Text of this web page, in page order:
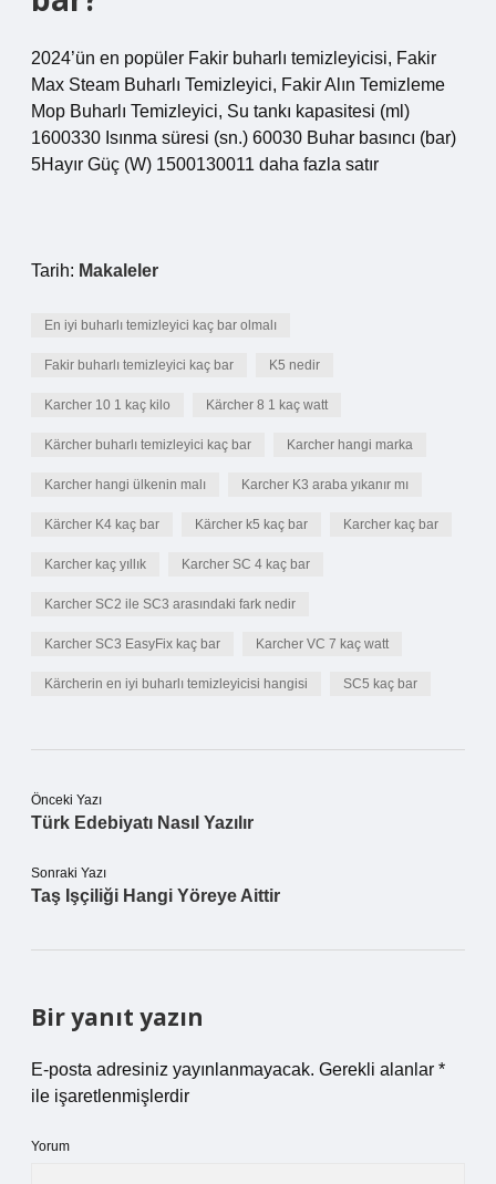
2024’ün en popüler Fakir buharlı temizleyicisi, Fakir
Max Steam Buharlı Temizleyici, Fakir Alın Temizleme
Mop Buharlı Temizleyici, Su tankı kapasitesi (ml)
1600330 Isınma süresi (sn.) 60030 Buhar basıncı (bar)
5Hayır Güç (W) 1500130011 daha fazla satır
Tarih: Makaleler
En iyi buharlı temizleyici kaç bar olmalı
Fakir buharlı temizleyici kaç bar K5 nedir
Karcher 10 1 kaç kilo Kärcher 8 1 kaç watt
Kärcher buharlı temizleyici kaç bar Karcher hangi marka
Karcher hangi ülkenin malı Karcher K3 araba yıkanır mı
Kärcher K4 kaç bar Kärcher k5 kaç bar Karcher kaç bar
Karcher kaç yıllık Karcher SC 4 kaç bar
Karcher SC2 ile SC3 arasındaki fark nedir
Karcher SC3 EasyFix kaç bar Karcher VC 7 kaç watt
Kärcherin en iyi buharlı temizleyicisi hangisi SC5 kaç bar
Önceki Yazı
Türk Edebiyatı Nasıl Yazılır
Sonraki Yazı
Taş Işçiliği Hangi Yöreye Aittir
Bir yanıt yazın
E-posta adresiniz yayınlanmayacak. Gerekli alanlar *
ile işaretlenmişlerdir
Yorum